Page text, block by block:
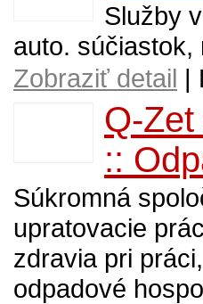
Služby
auto.
Zobraziť detail |
Q-
::
Súkromná
upratovacie
zdravia pri
odpadové